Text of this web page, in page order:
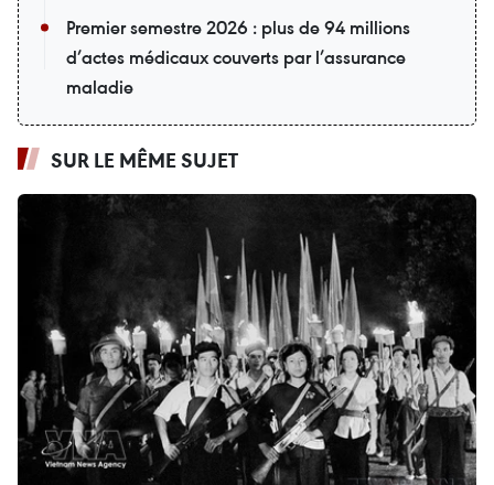
Premier semestre 2026 : plus de 94 millions
d’actes médicaux couverts par l’assurance
maladie
SUR LE MÊME SUJET